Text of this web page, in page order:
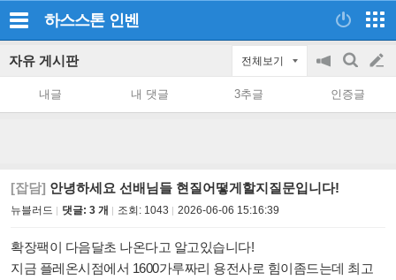
하스스톤 인벤
자유 게시판 전체보기
공
on/off
검
색
글
쓰
내글 내 댓글 3추글 인증글
[잡담] 안녕하세요 선배님들 현질어떻게할지질문입니다!
뉴블러드 댓글: 3 개 조회: 1043 2026-06-06 15:16:39
확장팩이 다음달초 나온다고 알고있습니다!
지금 플레온시점에서 1600가루짜리 용전사로 힘이좀드는데 최고